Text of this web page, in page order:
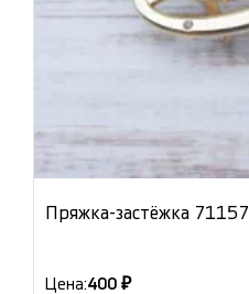
Пряжка-застёжка 71157
Цена:400 ₽